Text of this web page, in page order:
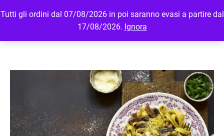
Tutti gli ordini dal 07/08/2026 in poi saranno evasi a partire dal
17/08/2026. Ignora
MENU LOGIN